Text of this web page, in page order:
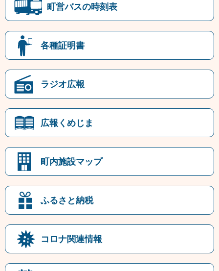
町営バスの時刻表
各種証明書
ラジオ広報
広報くめじま
町内施設マップ
ふるさと納税
コロナ関連情報